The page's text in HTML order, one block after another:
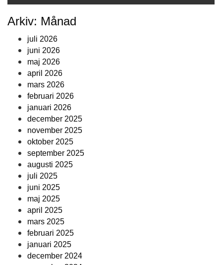
Arkiv: Månad
juli 2026
juni 2026
maj 2026
april 2026
mars 2026
februari 2026
januari 2026
december 2025
november 2025
oktober 2025
september 2025
augusti 2025
juli 2025
juni 2025
maj 2025
april 2025
mars 2025
februari 2025
januari 2025
december 2024